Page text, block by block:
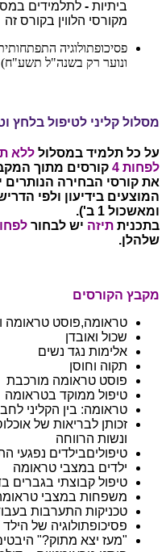
ביתיות - לתלמידים
מקורסי הלווין בקורס זה
פסיכופתולוגיה
ונוער רק בשנה"ל תשע"ח)
מסלול קליני לטיפול בלחץ
על כל תלמיד במסלול ללא
לפחות 4
קורסים מתוך
את קורסי הבחירה הנותרים
ומאשכול 1 ב').
בתכנית תיזה יש לבחור
שלהלן.
מקבץ הקורסים
טראומה,פוסט טראומה
שכול ואובדן
אלימות נגד נשים
תקוה וחוסן
פוסט טראומה מורכבת
טיפול ממוקד בטראומה
טראומה: בין הקליני
זכותן לבריאות של
ונשות הרווחה
טיפוליםבילדים נפגעי
ילדים במצבי טראומה
טיפול קבוצתי בגברים
משפחות במצבי
טכניקות התערבות
פסיכופתולוגיה של הילד
"מעז יצא מתוק?"